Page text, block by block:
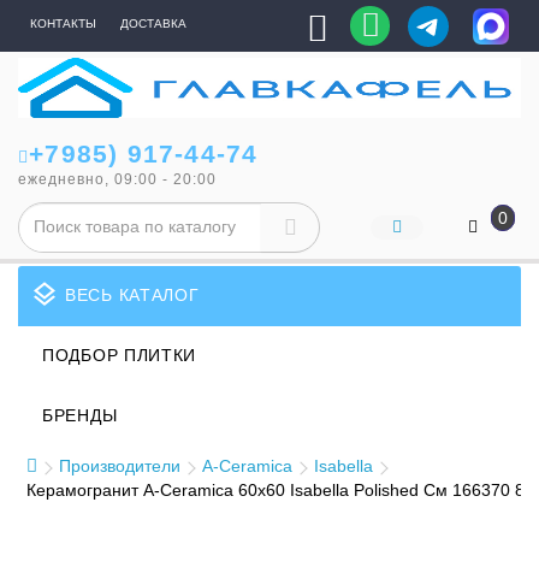
КОНТАКТЫ ДОСТАВКА
+7985) 917-44-74
ежедневно, 09:00 - 20:00
0
layers ВЕСЬ КАТАЛОГ
ПОДБОР ПЛИТКИ
БРЕНДЫ
Производители A-Ceramica
Isabella
Керамогранит A-Ceramica 60x60 Isabella Polished См 166370